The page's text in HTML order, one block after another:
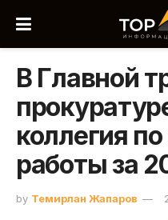
В Главной
коллегия
работы за
by Темирлан Жапаров